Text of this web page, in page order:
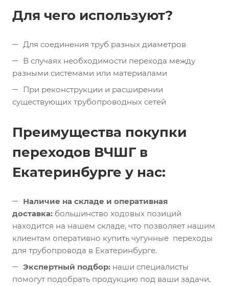
Для чего используют?
Для соединения труб разных диаметров
В случаях необходимости перехода между
разными системами или материалами
При реконструкции и расширении
существующих трубопроводных сетей
Преимущества покупки
переходов ВЧШГ в
Екатеринбурге у нас:
Наличие на складе и оперативная
доставка: большинство ходовых позиций
находится на нашем складе, что позволяет нашим
клиентам оперативно купить чугунные переходы
для трубопровода в Екатеринбурге.
Экспертный подбор: наши специалисты
помогут подобрать продукцию под ваши задачи,